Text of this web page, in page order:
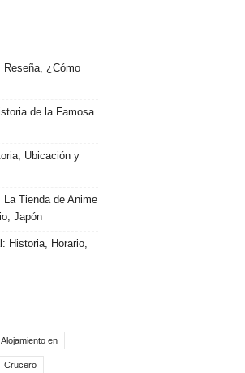
Reseña, ¿Cómo
de la Famosa
Ubicación y
Tienda de Anime
Japón
Historia, Horario,
Alojamiento en
Crucero